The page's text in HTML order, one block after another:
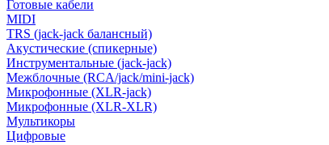
Готовые кабели
MIDI
TRS (jack-jack балансный)
Акустические (спикерные)
Инструментальные (jack-jack)
Межблочные (RCA/jack/mini-jack)
Микрофонные (XLR-jack)
Микрофонные (XLR-XLR)
Мультикоры
Цифровые